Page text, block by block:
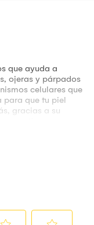
que ayuda a
ojeras y párpados
celulares que
para que tu piel
gracias a su